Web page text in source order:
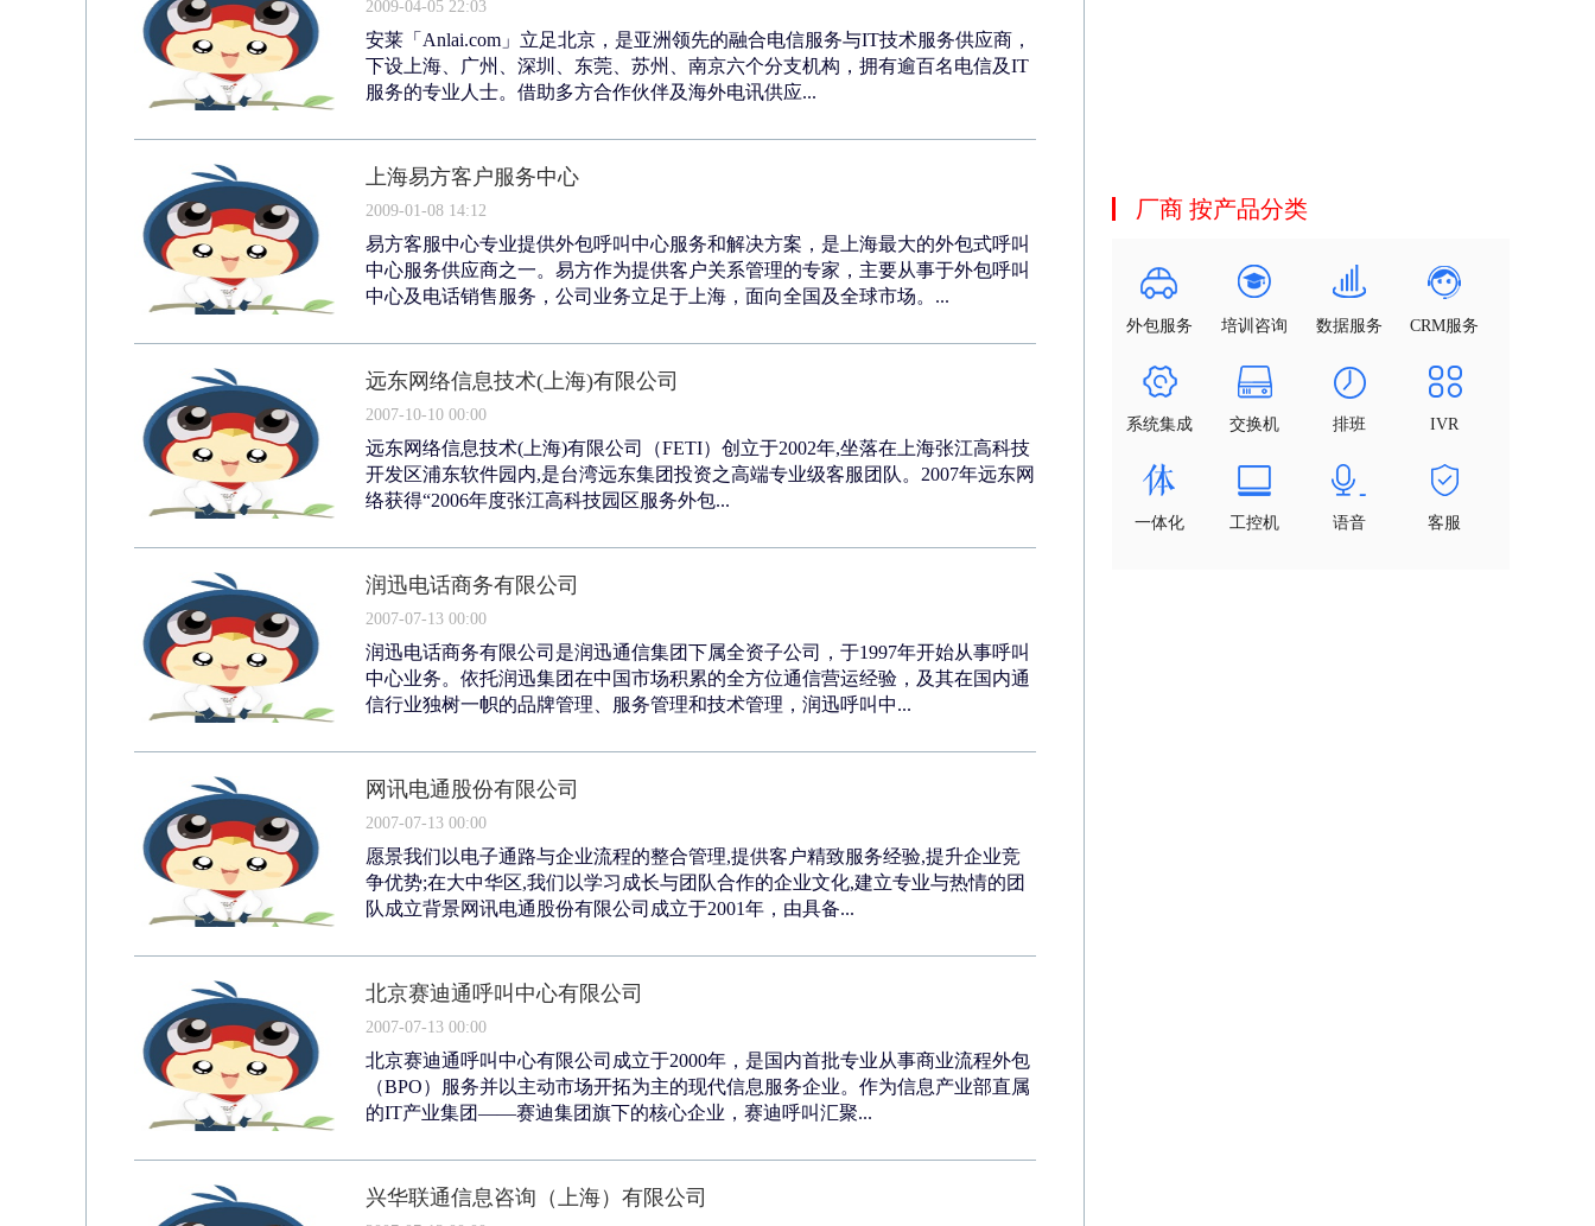
2009-04-05 22:03
安莱「Anlai.com」立足北京，是亚洲领先的融合电信服务与IT技术服务供应商，
下设上海、广州、深圳、东莞、苏州、南京六个分支机构，拥有逾百名电信及IT
服务的专业人士。借助多方合作伙伴及海外电讯供应...
上海易方客户服务中心
2009-01-08 14:12
易方客服中心专业提供外包呼叫中心服务和解决方案，是上海最大的外包式呼叫
中心服务供应商之一。易方作为提供客户关系管理的专家，主要从事于外包呼叫
中心及电话销售服务，公司业务立足于上海，面向全国及全球市场。...
远东网络信息技术(上海)有限公司
2007-10-10 00:00
远东网络信息技术(上海)有限公司（FETI）创立于2002年,坐落在上海张江高科技
开发区浦东软件园内,是台湾远东集团投资之高端专业级客服团队。2007年远东网
络获得“2006年度张江高科技园区服务外包...
润迅电话商务有限公司
2007-07-13 00:00
润迅电话商务有限公司是润迅通信集团下属全资子公司，于1997年开始从事呼叫
中心业务。依托润迅集团在中国市场积累的全方位通信营运经验，及其在国内通
信行业独树一帜的品牌管理、服务管理和技术管理，润迅呼叫中...
网讯电通股份有限公司
2007-07-13 00:00
愿景我们以电子通路与企业流程的整合管理,提供客户精致服务经验,提升企业竞
争优势;在大中华区,我们以学习成长与团队合作的企业文化,建立专业与热情的团
队成立背景网讯电通股份有限公司成立于2001年，由具备...
北京赛迪通呼叫中心有限公司
2007-07-13 00:00
北京赛迪通呼叫中心有限公司成立于2000年，是国内首批专业从事商业流程外包
（BPO）服务并以主动市场开拓为主的现代信息服务企业。作为信息产业部直属
的IT产业集团——赛迪集团旗下的核心企业，赛迪呼叫汇聚...
兴华联通信息咨询（上海）有限公司
厂商 按产品分类
外包服务 培训咨询 数据服务 CRM服务
系统集成 交换机 排班 IVR
一体化 工控机 语音 客服